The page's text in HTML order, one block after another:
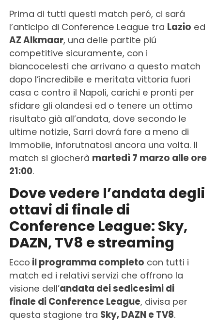
Prima di tutti questi match peró, ci sará
l’anticipo di Conference League tra Lazio ed
AZ Alkmaar, una delle partite piú
competitive sicuramente, con i
biancocelesti che arrivano a questo match
dopo l’incredibile e meritata vittoria fuori
casa c contro il Napoli, carichi e pronti per
sfidare gli olandesi ed o tenere un ottimo
risultato già all’andata, dove secondo le
ultime notizie, Sarri dovrá fare a meno di
Immobile, inforutnatosi ancora una volta. Il
match si giocherà martedì 7 marzo alle ore
21:00.
Dove vedere l’andata degli
ottavi di finale di
Conference League: Sky,
DAZN, TV8 e streaming
Ecco il programma completo con tutti i
match ed i relativi servizi che offrono la
visione dell’andata dei sedicesimi di
finale di Conference League, divisa per
questa stagione tra Sky, DAZN e TV8.